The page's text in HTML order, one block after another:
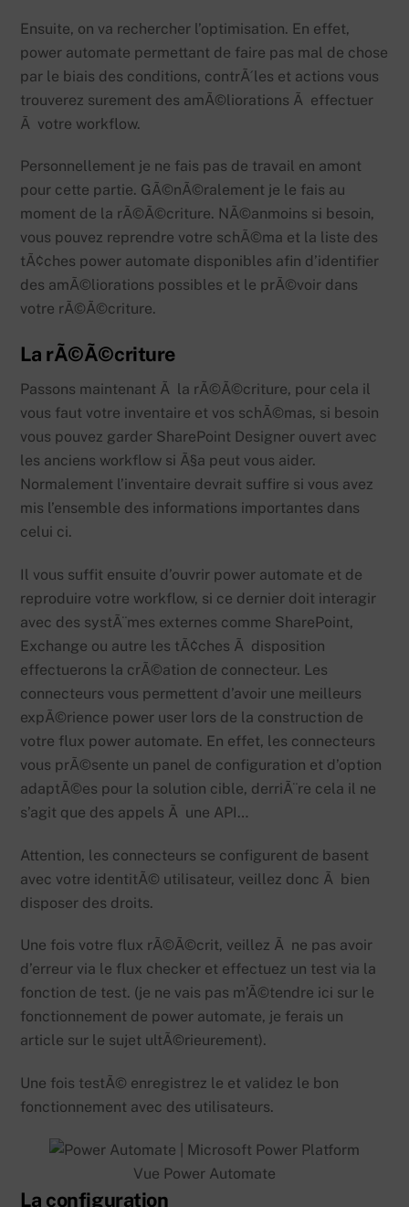
Ensuite, on va rechercher l’optimisation. En effet,
power automate permettant de faire pas mal de chose
par le biais des conditions, contrÃ´les et actions vous
trouverez surement des amÃ©liorations Ã effectuer
Ã votre workflow.
Personnellement je ne fais pas de travail en amont
pour cette partie. GÃ©nÃ©ralement je le fais au
moment de la rÃ©Ã©criture. NÃ©anmoins si besoin,
vous pouvez reprendre votre schÃ©ma et la liste des
tÃ¢ches power automate disponibles afin d’identifier
des amÃ©liorations possibles et le prÃ©voir dans
votre rÃ©Ã©criture.
La rÃ©Ã©criture
Passons maintenant Ã la rÃ©Ã©criture, pour cela il
vous faut votre inventaire et vos schÃ©mas, si besoin
vous pouvez garder SharePoint Designer ouvert avec
les anciens workflow si Ã§a peut vous aider.
Normalement l’inventaire devrait suffire si vous avez
mis l’ensemble des informations importantes dans
celui ci.
Il vous suffit ensuite d’ouvrir power automate et de
reproduire votre workflow, si ce dernier doit interagir
avec des systÃ¨mes externes comme SharePoint,
Exchange ou autre les tÃ¢ches Ã disposition
effectuerons la crÃ©ation de connecteur. Les
connecteurs vous permettent d’avoir une meilleurs
expÃ©rience power user lors de la construction de
votre flux power automate. En effet, les connecteurs
vous prÃ©sente un panel de configuration et d’option
adaptÃ©es pour la solution cible, derriÃ¨re cela il ne
s’agit que des appels Ã une API…
Attention, les connecteurs se configurent de basent
avec votre identitÃ© utilisateur, veillez donc Ã bien
disposer des droits.
Une fois votre flux rÃ©Ã©crit, veillez Ã ne pas avoir
d’erreur via le flux checker et effectuez un test via la
fonction de test. (je ne vais pas m’Ã©tendre ici sur le
fonctionnement de power automate, je ferais un
article sur le sujet ultÃ©rieurement).
Une fois testÃ© enregistrez le et validez le bon
fonctionnement avec des utilisateurs.
Vue Power Automate
La configuration